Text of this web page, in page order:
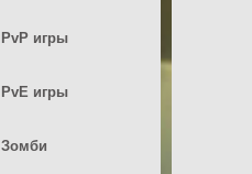
PvP игры
PvE игры
Зомби